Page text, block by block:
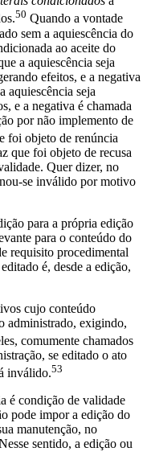
50 Quando a vontade
sem a aquiescência do
ao aceite do
a aquiescência seja
efeitos, e a negativa
aquiescência seja
e a negativa é chamada
por não implemento de
foi objeto de renúncia
que foi objeto de recusa
Quer dizer, no
se inválido por motivo
para a própria edição
para o conteúdo do
requisito procedimental
é, desde a edição,
cujo conteúdo
administrado, exigindo,
comumente chamados
se editado o ato
inválido.53
é condição de validade
pode impor a edição do
manutenção, no
sentido, a edição ou